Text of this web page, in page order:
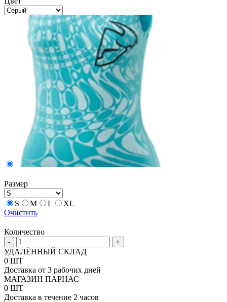
Размер
S M L
XL
Очистить
Количество
-
Количество
товара
Футболка
Thor
Husky
+
УДАЛЁННЫЙ СКЛАД
0 ШТ
Доставка от 3 рабочих дней
МАГАЗИН ПАРНАС
0 ШТ
Доставка в течение 2 часов